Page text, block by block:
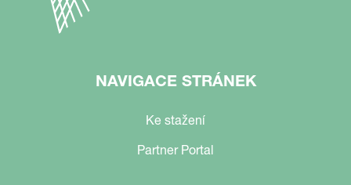
NAVIGACE STRÁNEK
Ke stažení
Partner Portal